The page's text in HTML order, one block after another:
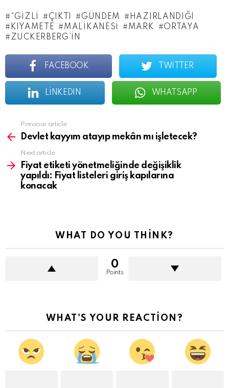
“GIZLI ÇIKTI GÜNDEM
HAZIRLANDIĞI
KIYAMETE
MALIKANESI MARK
ORTAYA
ZUCKERBERG’IN
FACEBOOK TWITTER
LINKEDIN WHATSAPP
more
Previous article
Devlet kayyım atayıp mekân mı işletecek?
Next article
Fiyat etiketi yönetmeliğinde değişiklik
yapıldı: Fiyat listeleri giriş kapılarına
konacak
WHAT DO YOU THINK?
0
Points
WHAT'S YOUR REACTION?